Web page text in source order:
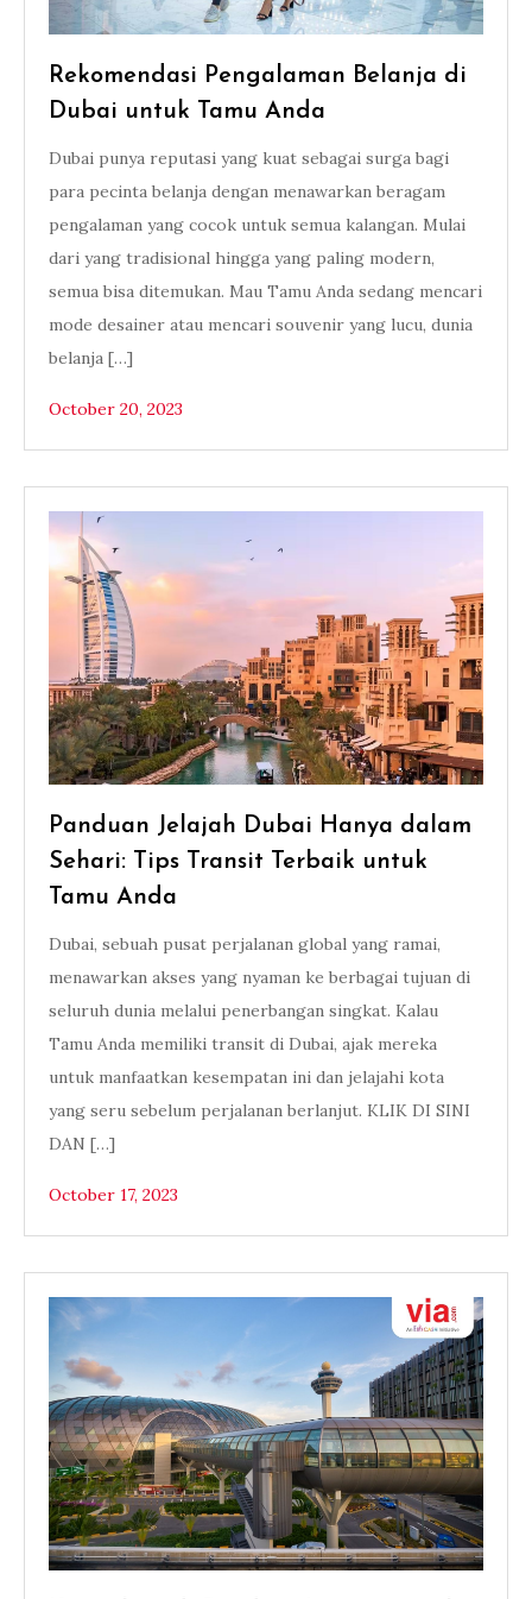
Rekomendasi Pengalaman Belanja di
Dubai untuk Tamu Anda
Dubai punya reputasi yang kuat sebagai surga bagi
para pecinta belanja dengan menawarkan beragam
pengalaman yang cocok untuk semua kalangan. Mulai
dari yang tradisional hingga yang paling modern,
semua bisa ditemukan. Mau Tamu Anda sedang mencari
mode desainer atau mencari souvenir yang lucu, dunia
belanja […]
October 20, 2023
Panduan Jelajah Dubai Hanya dalam
Sehari: Tips Transit Terbaik untuk
Tamu Anda
Dubai, sebuah pusat perjalanan global yang ramai,
menawarkan akses yang nyaman ke berbagai tujuan di
seluruh dunia melalui penerbangan singkat. Kalau
Tamu Anda memiliki transit di Dubai, ajak mereka
untuk manfaatkan kesempatan ini dan jelajahi kota
yang seru sebelum perjalanan berlanjut. KLIK DI SINI
DAN […]
October 17, 2023